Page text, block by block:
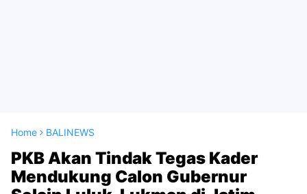
Home BALINEWS
PKB Akan Tindak Tegas Kader
Mendukung Calon Gubernur